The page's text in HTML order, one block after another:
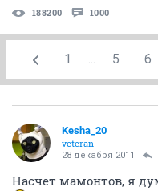
188200 1000
1 ... 5 6
Kesha_20
veteran
28 декабря 2011
Насчет мамонтов, я